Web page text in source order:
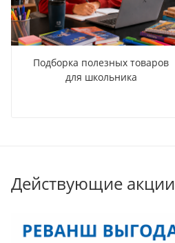
Подборка полезных товаров
для школьника
Действующие акции